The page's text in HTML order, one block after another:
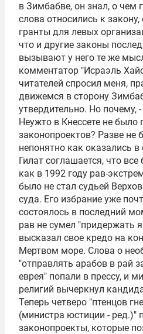
в Зимбабве, он знал, о чем
слова относились к
гранты для левых
что и другие законы
вызывают у него те же
комментатор "Исраэль
читателей спросил меня,
движемся в сторону
утвердительно. Но почему,
Неужто в Кнессете не
законопроектов? Разве не
непонятно как оказались
Гилат соглашается, что
как в 1992 году рав-
было не стал судьей
суда. Его избрание уже
состоялось в последний
рав не сумел "придержать
высказал свое кредо на
Мертвом море. Слова о
"отправлять арабов в рай
еврея" попали в прессу, и
религий вычеркнул
Теперь четверо "птенцов
(министра юстиции - ред.)"
законопроекты, которые